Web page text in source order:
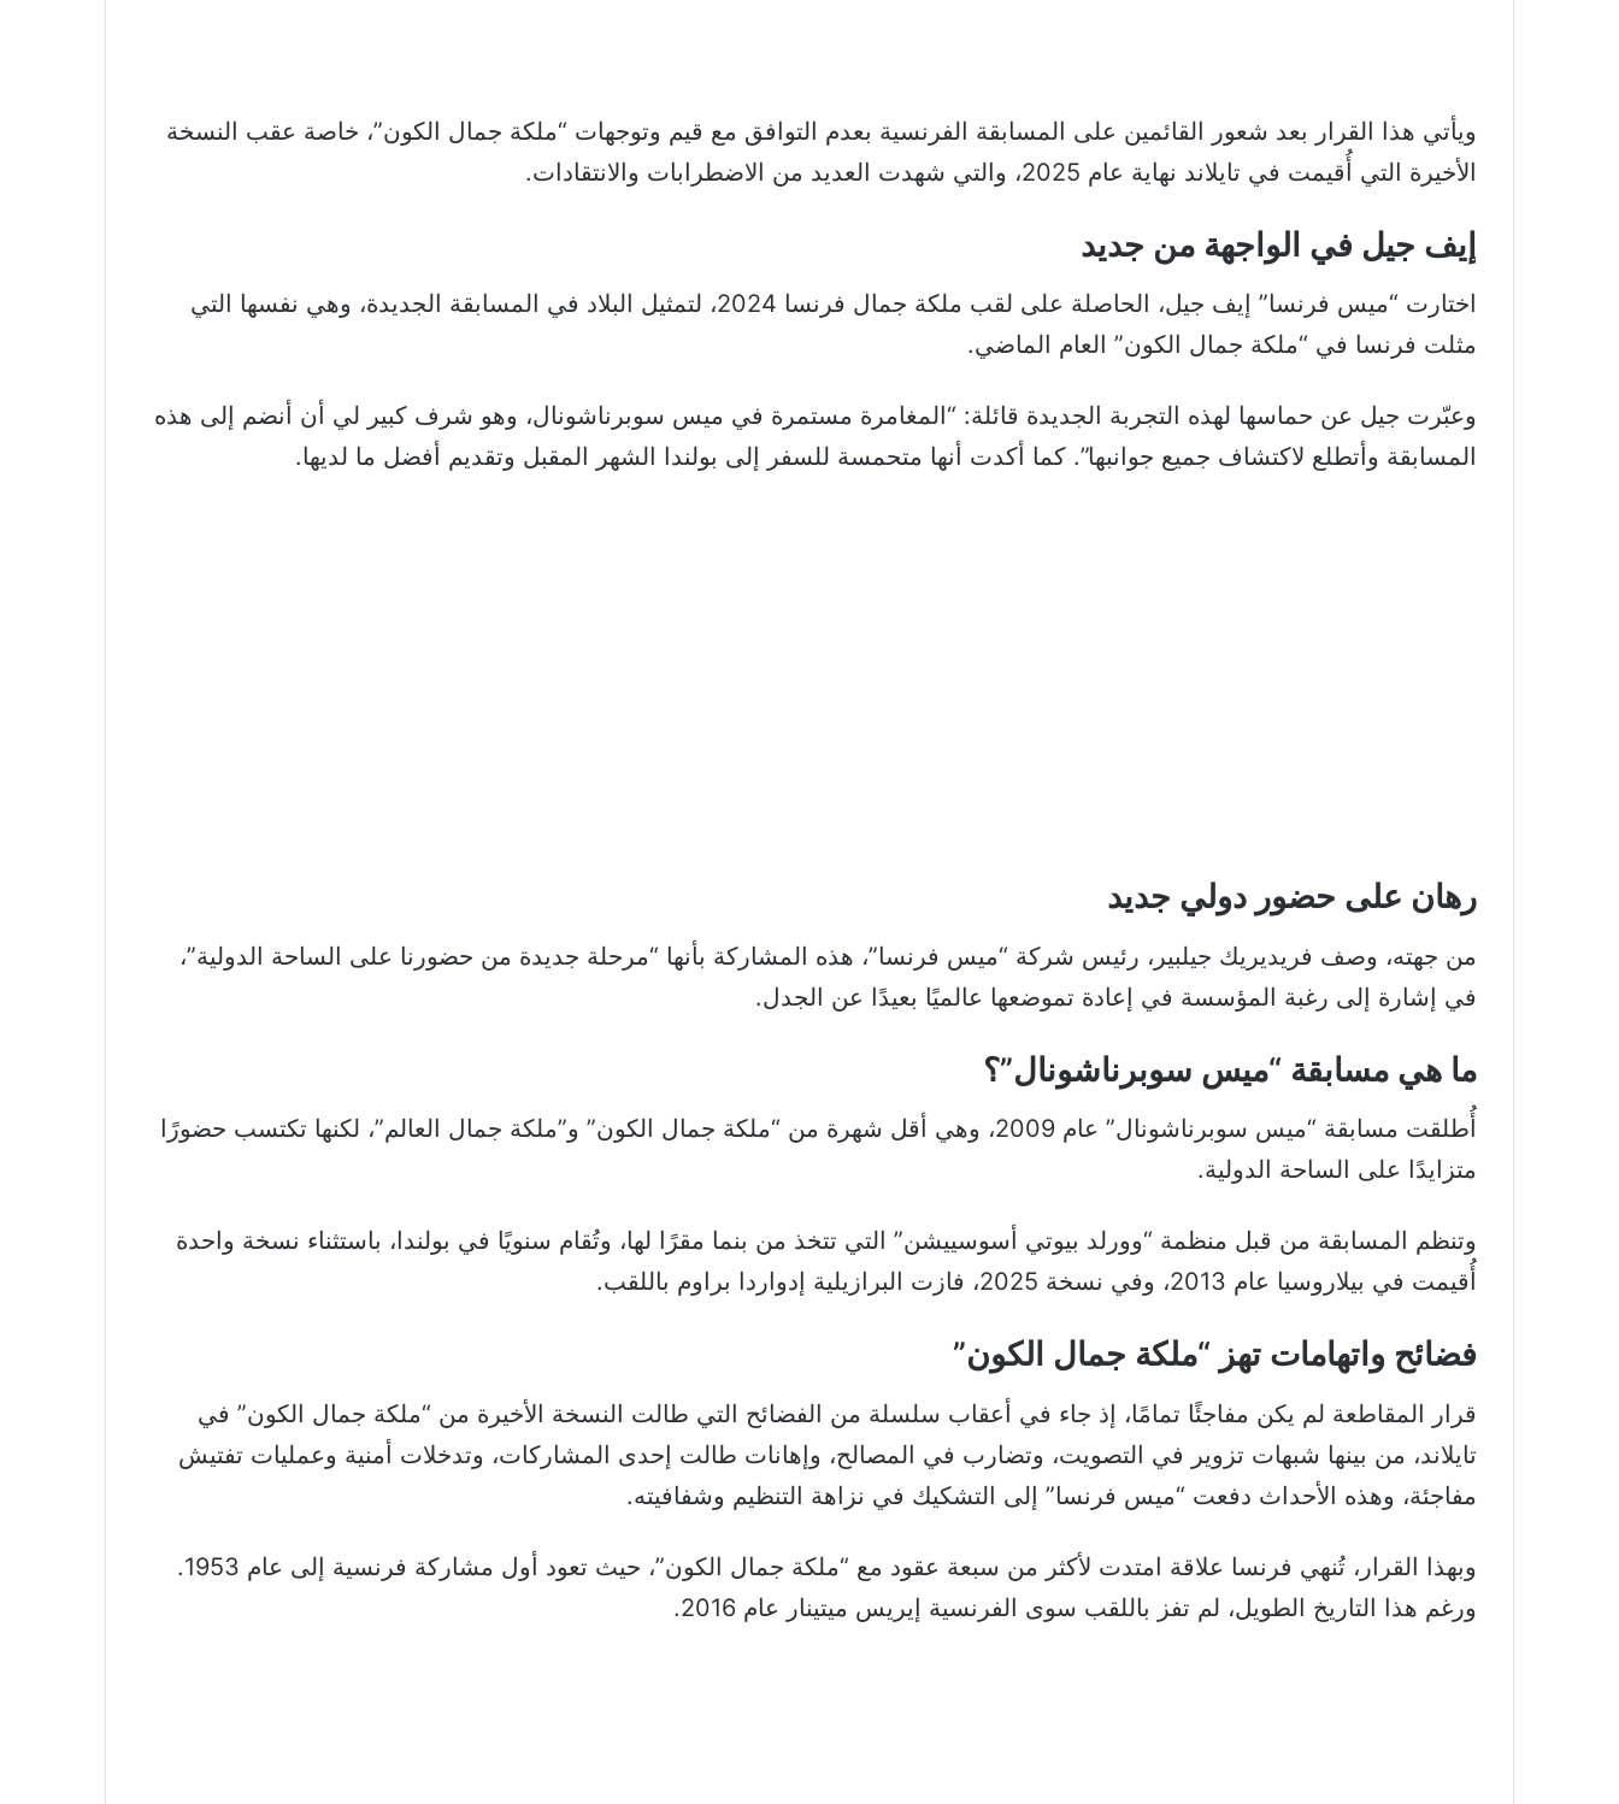
ويأتي هذا القرار بعد شعور القائمين على المسابقة الفرنسية بعدم التوافق مع قيم وتوجهات “ملكة جمال الكون”، خاصة عقب النسخة
الأخيرة التي أُقيمت في تايلاند نهاية عام 2025، والتي شهدت العديد من الاضطرابات والانتقادات.
إيف جيل في الواجهة من جديد
اختارت “ميس فرنسا” إيف جيل، الحاصلة على لقب ملكة جمال فرنسا 2024، لتمثيل البلاد في المسابقة الجديدة، وهي نفسها التي
مثلت فرنسا في “ملكة جمال الكون” العام الماضي.
وعبّرت جيل عن حماسها لهذه التجربة الجديدة قائلة: “المغامرة مستمرة في ميس سوبرناشونال، وهو شرف كبير لي أن أنضم إلى هذه
المسابقة وأتطلع لاكتشاف جميع جوانبها”. كما أكدت أنها متحمسة للسفر إلى بولندا الشهر المقبل وتقديم أفضل ما لديها.
رهان على حضور دولي جديد
من جهته، وصف فريديريك جيلبير، رئيس شركة “ميس فرنسا”، هذه المشاركة بأنها “مرحلة جديدة من حضورنا على الساحة الدولية”،
في إشارة إلى رغبة المؤسسة في إعادة تموضعها عالميًا بعيدًا عن الجدل.
ما هي مسابقة “ميس سوبرناشونال”؟
أُطلقت مسابقة “ميس سوبرناشونال” عام 2009، وهي أقل شهرة من “ملكة جمال الكون” و”ملكة جمال العالم”، لكنها تكتسب حضورًا
متزايدًا على الساحة الدولية.
وتنظم المسابقة من قبل منظمة “وورلد بيوتي أسوسييشن” التي تتخذ من بنما مقرًا لها، وتُقام سنويًا في بولندا، باستثناء نسخة واحدة
أُقيمت في بيلاروسيا عام 2013، وفي نسخة 2025، فازت البرازيلية إدواردا براوم باللقب.
فضائح واتهامات تهز “ملكة جمال الكون”
قرار المقاطعة لم يكن مفاجئًا تمامًا، إذ جاء في أعقاب سلسلة من الفضائح التي طالت النسخة الأخيرة من “ملكة جمال الكون” في
تايلاند، من بينها شبهات تزوير في التصويت، وتضارب في المصالح، وإهانات طالت إحدى المشاركات، وتدخلات أمنية وعمليات تفتيش
مفاجئة، وهذه الأحداث دفعت “ميس فرنسا” إلى التشكيك في نزاهة التنظيم وشفافيته.
وبهذا القرار، تُنهي فرنسا علاقة امتدت لأكثر من سبعة عقود مع “ملكة جمال الكون”، حيث تعود أول مشاركة فرنسية إلى عام 1953.
ورغم هذا التاريخ الطويل، لم تفز باللقب سوى الفرنسية إيريس ميتينار عام 2016.